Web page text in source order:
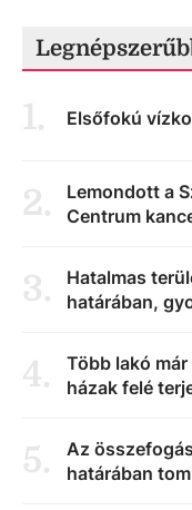
1. Elsőfokú
2.
Lemondott a
Centrum
3.
Hatalmas
határában,
4.
Több lakó
házak felé
5.
Az
határában